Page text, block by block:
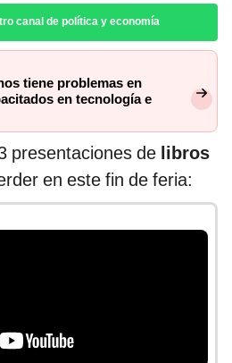
canal de política y economía
tiene problemas en
en tecnología e
presentaciones de libros
en este fin de feria: